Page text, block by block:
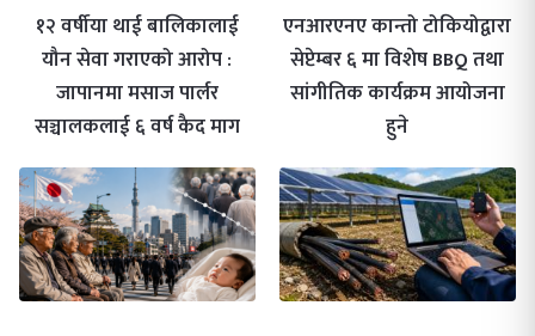
१२ वर्षीया थाई बालिकालाई
यौन सेवा गराएको आरोप :
जापानमा मसाज पार्लर
सञ्चालकलाई ६ वर्ष कैद माग
एनआरएनए कान्तो टोकियोद्वारा
सेप्टेम्बर ६ मा विशेष BBQ तथा
सांगीतिक कार्यक्रम आयोजना
हुने